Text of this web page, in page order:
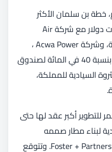
بن سلمان الأكثر
طموحًا، اتفاقية بقيمة 5 مليارات دولار مع شركة Air
Products ، وهي شركة أمريكية، وشركة Acwa Power ،
وهي شركة سعودية مملوكة بنسبة 40 في المائة لصندوق
السيادية للمملكة،
للتطوير أكبر عقد لها حتى
لبناء مطار صممه
المهندس المعماري البريطاني Foster + Partners. وتتوقع